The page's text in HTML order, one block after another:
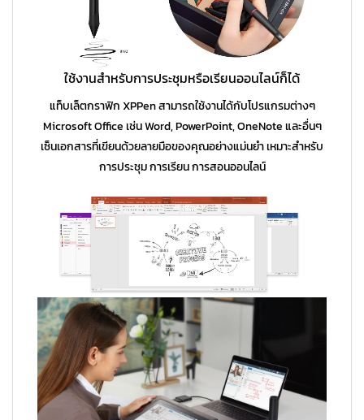
ใช้งานสำหรับการประชุมหรือเรียนออนไลน์ก็ได้
แท็บเล็ตกราฟิก XPPen สามารถใช้งานได้กับโปรแกรมต่างๆ
Microsoft Office เช่น Word, PowerPoint, OneNote และอื่นๆ
เซ็นเอกสารที่เขียนด้วยลายมือของคุณอย่างแม่นยำ เหมาะสำหรับ
การประชุม การเรียน การสอนออนไลน์